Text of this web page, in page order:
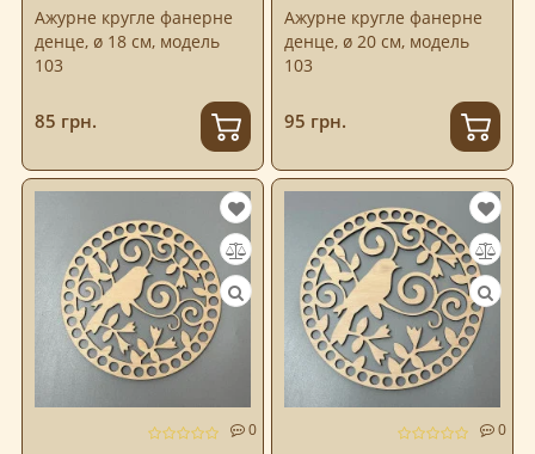
Ажурне кругле фанерне
денце, ø 18 см, модель
103
85 грн.
Ажурне кругле фанерне
денце, ø 20 см, модель
103
95 грн.
0 0